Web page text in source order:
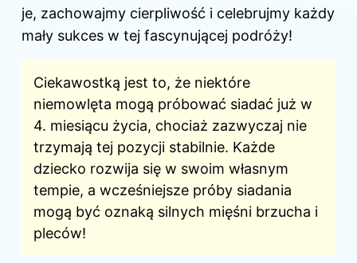
je, zachowajmy cierpliwość i celebrujmy każdy
mały sukces w tej fascynującej podróży!
Ciekawostką jest to, że niektóre
niemowlęta mogą próbować siadać już w
4. miesiącu życia, chociaż zazwyczaj nie
trzymają tej pozycji stabilnie. Każde
dziecko rozwija się w swoim własnym
tempie, a wcześniejsze próby siadania
mogą być oznaką silnych mięśni brzucha i
pleców!